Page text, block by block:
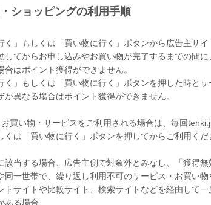
ショッピングの利用手順
く」もしくは「買い物に行く」ボタンから広告主サ
してからお申し込みやお買い物が完了するまでの間
合はポイント獲得ができません。
く」もしくは「買い物に行く」ボタンを押した時と
が異なる場合はポイント獲得ができません。
買い物・サービスをご利用される場合は、毎回
くは「買い物に行く」ボタンを押してからご利用くだ
該当する場合、広告主側で対象外とみなし、「獲得無
同一世帯で、繰り返し利用不可のサービス・お買い
トサイトや比較サイト、検索サイトなどを経由して
ある場合